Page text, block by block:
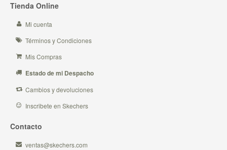
Tienda Online
Mi cuenta
Términos y Condiciones
Mis Compras
Estado de mi Despacho
Cambios y devoluciones
Inscribete en Skechers
Contacto
ventas@skechers.com